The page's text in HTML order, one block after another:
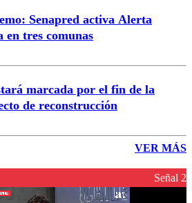
Senapred activa Alerta
en tres comunas
marcada por el fin de la
de reconstrucción
VER MÁS
Señal 2